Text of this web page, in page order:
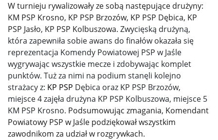
W turnieju rywalizowały ze sobą następujące drużyny:
KM PSP Krosno, KP PSP Brzozów, KP PSP Dębica, KP
PSP Jasło, KP PSP Kolbuszowa.Zwycięską drużyną,
która zapewniła sobie awans do finałów okazała się
reprezentacja Komendy Powiatowej PSP w Jaśle
wygrywając wszystkie mecze i zdobywając komplet
punktów. Tuż za nimi na podium stanęli kolejno
strażacy z: KP PSP Dębica oraz KP PSP Brzozów,
miejsce 4 zajęła drużyna KP PSP Kolbuszowa, miejsce 5
KM PSP Krosno. Podsumowując zmagania, Komendant
Powiatowy PSP w Jaśle podziękował wszystkim
zawodnikom za udział w rozgrywkach.